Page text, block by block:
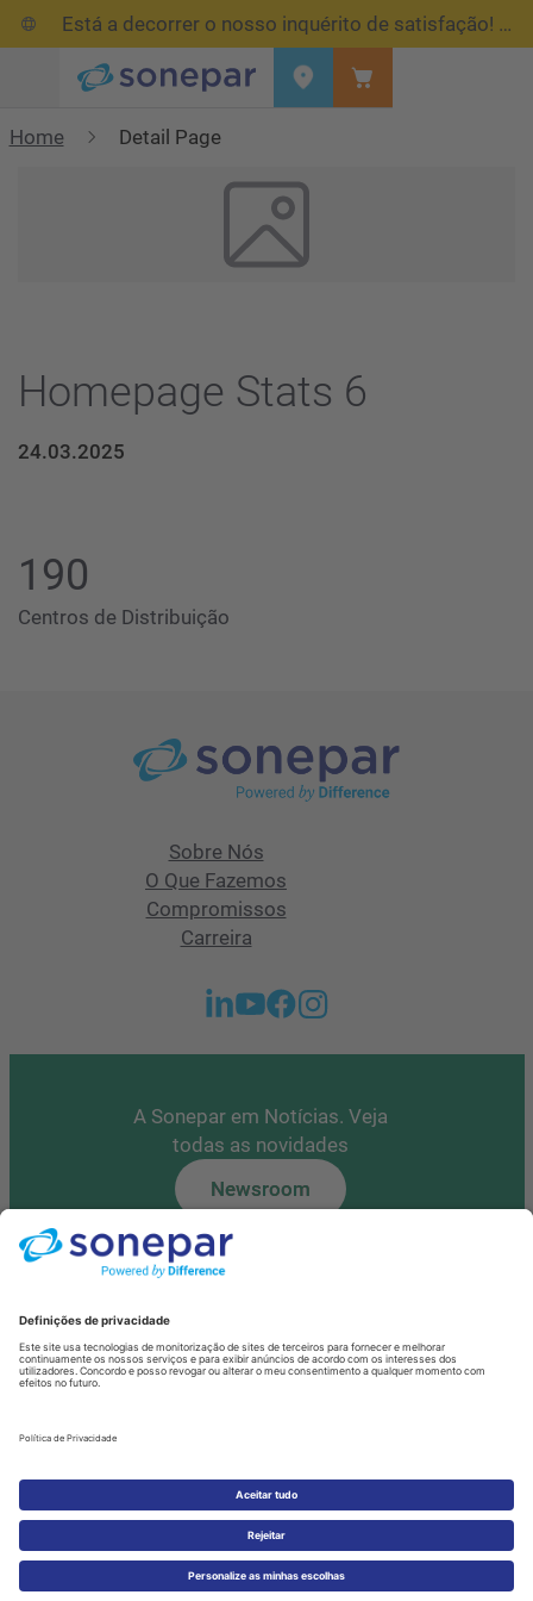
Está a decorrer o nosso inquérito de satisfação!
Home
Detail Page
Homepage Stats 6
24.03.2025
190
Centros de Distribuição
Sobre Nós
O Que Fazemos
Compromissos
Carreira
A Sonepar em Notícias. Veja
todas as novidades
Newsroom
Contacte-nos
Política de Privacidade de Dados
© 2026 Sonepar